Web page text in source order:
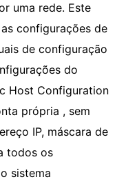
uma rede. Este
configurações de
de configuração
do
Host Configuration
própria , sem
IP, máscara de
todos os
sistema